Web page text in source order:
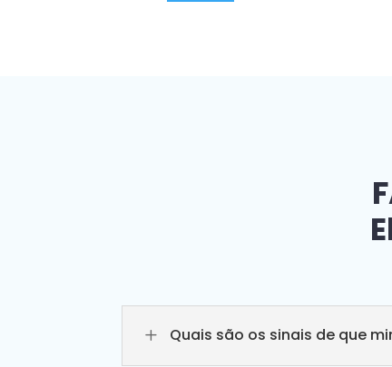
L Quais são os sinais de que